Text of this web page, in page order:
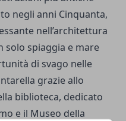
negli anni Cinquanta,
nell’architettura
solo spiaggia e mare
di svago nelle
grazie allo
biblioteca, dedicato
e il Museo della